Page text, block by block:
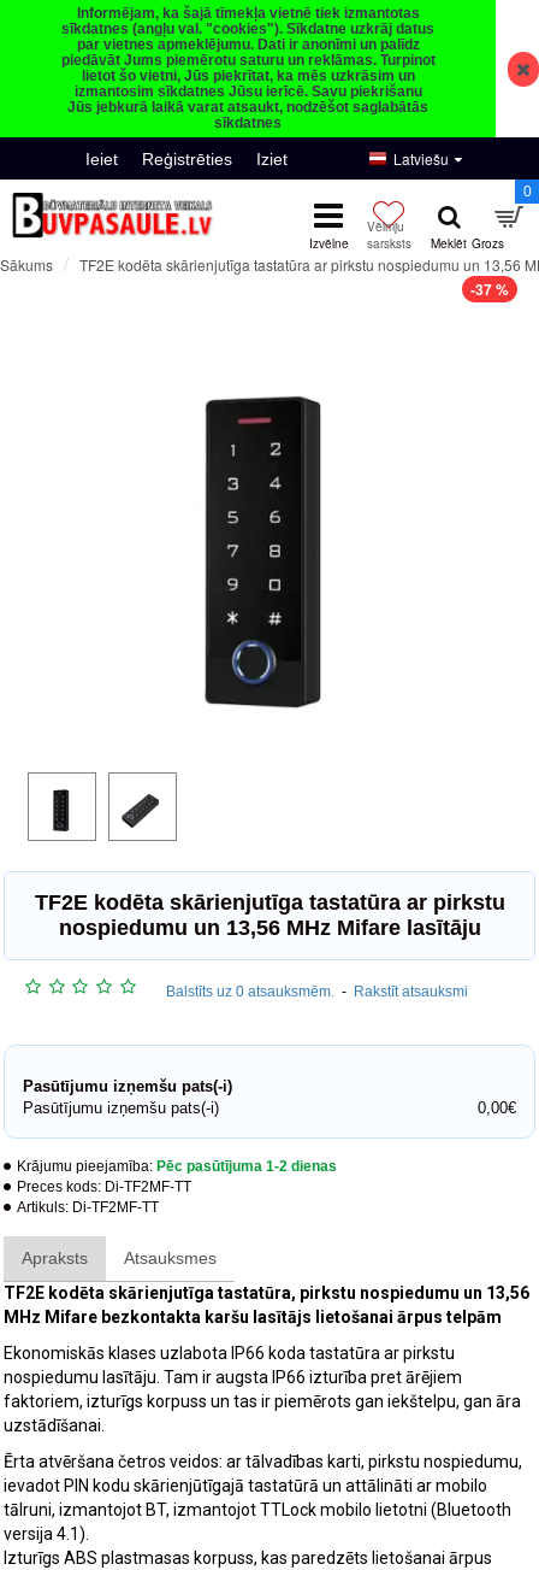
Informējam, ka šajā tīmekļa vietnē tiek izmantotas
sīkdatnes (angļu val. "cookies"). Sīkdatne uzkrāj datus
par vietnes apmeklējumu. Dati ir anonīmi un palīdz
piedāvāt Jums piemērotu saturu un reklāmas. Turpinot
lietot šo vietni, Jūs piekrītat, ka mēs uzkrāsim un
izmantosim sīkdatnes Jūsu ierīcē. Savu piekrišanu
Jūs jebkurā laikā varat atsaukt, nodzēšot saglabātās
sīkdatnes
Ieiet Reģistrēties Iziet Latviešu
0
Sākums TF2E kodēta skārienjutīga tastatūra ar pirkstu nospiedumu un 13,56
-37 %
TF2E kodēta skārienjutīga tastatūra ar pirkstu
nospiedumu un 13,56 MHz Mifare lasītāju
Krājumu pieejamība: Pēc pasūtījuma 1-2 dienas
Preces kods: Di-TF2MF-TT
Artikuls: Di-TF2MF-TT
Balstīts uz 0 atsauksmēm. - Rakstīt atsauksmi
Pasūtījumu izņemšu pats(-i)
Pasūtījumu izņemšu pats(-i)
0,00€
Apraksts
Atsauksmes
TF2E kodēta skārienjutīga tastatūra, pirkstu nospiedumu un 13,56
MHz Mifare bezkontakta karšu lasītājs lietošanai ārpus telpām
Ekonomiskās klases uzlabota IP66 koda tastatūra ar pirkstu
nospiedumu lasītāju. Tam ir augsta IP66 izturība pret ārējiem
faktoriem, izturīgs korpuss un tas ir piemērots gan iekštelpu, gan āra
uzstādīšanai.
Ērta atvēršana četros veidos: ar tālvadības karti, pirkstu nospiedumu,
ievadot PIN kodu skārienjūtīgajā tastatūrā un attālināti ar mobilo
tālruni, izmantojot BT, izmantojot TTLock mobilo lietotni (Bluetooth
versija 4.1).
Izturīgs ABS plastmasas korpuss, kas paredzēts lietošanai ārpus